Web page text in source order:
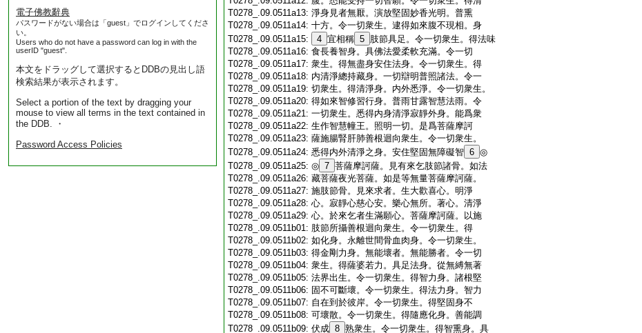
電子佛教辭典
パスワードがない場合は「guest」でログインしてくださ
い。
Users who do not have a password can log in with the
userID "guest".
本文をドラッグして選択するとDDBの見出し語
検索結果が表示されます。
Select a portion of the text by dragging your
mouse to view all terms in the text contained in
the DDB. ・
Password Access Policies
T0278_.09.0511a13: 淨身見者無厭。演放堅固妙香光明。普熏
T0278_.09.0511a14: 十方。令一切衆生。逮得如來腹不現相。身
T0278_.09.0511a15:
4 宜相稱 5 肢節具足。令一切衆生。得法味
T0278_.09.0511a16: 食長養智身。具佛法愛柔軟充滿。令一切
T0278_.09.0511a17: 衆生。得無盡身安住法身。令一切衆生。得
T0278_.09.0511a18: 内清淨總持藏身。一切辯明普照諸法。令一
T0278_.09.0511a19: 切衆生。得清淨身。内外悉淨。令一切衆生。
T0278_.09.0511a20: 得如來智修習行身。普雨甘露智慧法雨。令
T0278_.09.0511a21: 一切衆生。悉得内身清淨寂靜外身。能爲衆
T0278_.09.0511a22: 生作智慧幢王。照明一切。是爲菩薩摩訶
T0278_.09.0511a23: 薩施腸腎肝肺善根迴向衆生。令一切衆生。
T0278_.09.0511a24: 悉得内外清淨之身。安住堅固無障礙智 6 ◎
T0278_.09.0511a25: ◎ 7 菩薩摩訶薩。見有來乞肢節諸骨。如法
T0278_.09.0511a26: 藏菩薩夜光菩薩。如是等無量菩薩摩訶薩。
T0278_.09.0511a27: 施肢節骨。見來求者。生大歡喜心。明淨
T0278_.09.0511a28: 心。寂靜心慈心安。樂心無所。著心。清淨
T0278_.09.0511a29: 心。於來乞者生滿願心。菩薩摩訶薩。以施
T0278_.09.0511b01: 肢節所攝善根迴向衆生。令一切衆生。得
T0278_.09.0511b02: 如化身。永離世間骨血肉身。令一切衆生。
T0278_.09.0511b03: 得金剛力身。無能壞者。無能勝者。令一切
T0278_.09.0511b04: 衆生。得薩婆若力。具足法身。從無縛無著
T0278_.09.0511b05: 法界出生。令一切衆生。得智力身。諸根堅
T0278_.09.0511b06: 固不可斷壞。令一切衆生。得法力身。智力
T0278_.09.0511b07: 自在到於彼岸。令一切衆生。得堅固身不
T0278_.09.0511b08: 可壞散。令一切衆生。得隨應化身。善能調
T0278_.09.0511b09: 伏成 8 熟衆生。令一切衆生。得智熏身。具